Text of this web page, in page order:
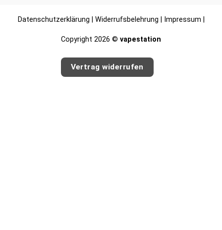
Datenschutzerklärung Widerrufsbelehrung Impressum
Copyright 2026 © vapestation
Vertrag widerrufen